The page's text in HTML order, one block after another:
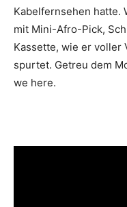
Kabelfernsehen hatte.
mit Mini-Afro-Pick,
Kassette, wie er voller
spurtet. Getreu dem
we here.